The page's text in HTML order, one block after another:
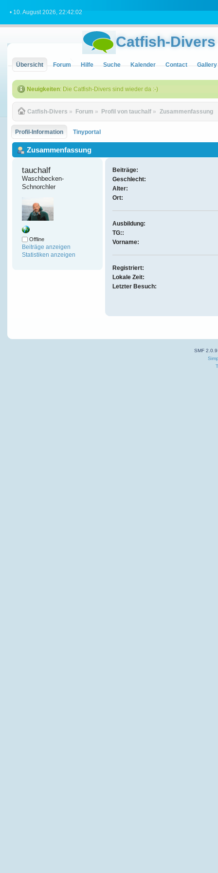
• 10. August 2026, 22:42:02
Catfish-Divers
Übersicht Forum Hilfe Suche Kalender Contact Gallery
Neuigkeiten: Die Catfish-Divers sind wieder da :-)
Catfish-Divers » Forum » Profil von tauchalf » Zusammenfassung
Profil-Information Tinyportal
Zusammenfassung
tauchalf
Waschbecken-
Schnorchler
Offline
Beiträge anzeigen
Statistiken anzeigen
Beiträge:
Geschlecht:
Alter:
Ort:
Ausbildung:
TG::
Vorname:
Registriert:
Lokale Zeit:
Letzter Besuch:
SMF 2.0.9